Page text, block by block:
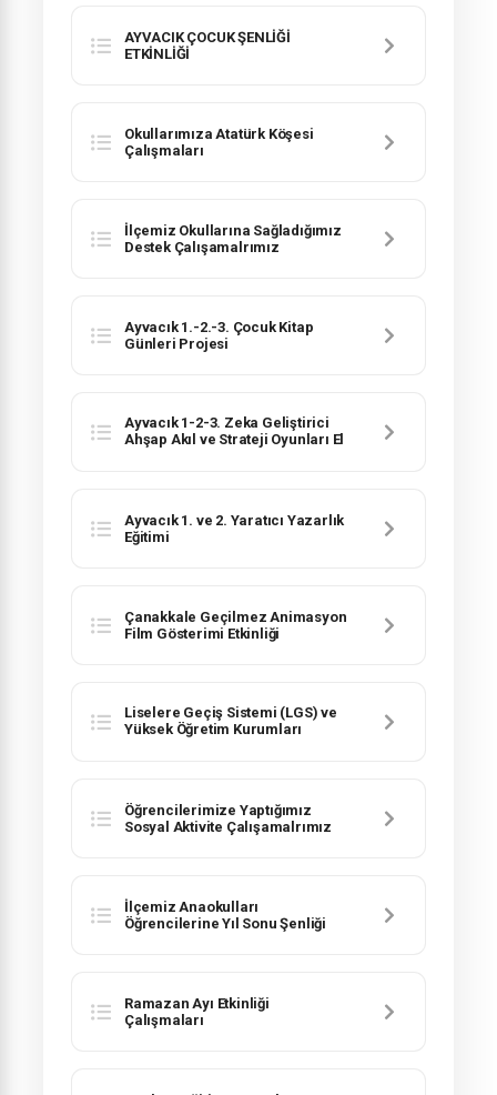
AYVACIK ÇOCUK ŞENLİĞİ
ETKİNLİĞİ
Okullarımıza Atatürk Köşesi
Çalışmaları
İlçemiz Okullarına Sağladığımız
Destek Çalışamalrımız
Ayvacık 1.-2.-3. Çocuk Kitap
Günleri Projesi
Ayvacık 1-2-3. Zeka Geliştirici
Ahşap Akıl ve Strateji Oyunları El
Ayvacık 1. ve 2. Yaratıcı Yazarlık
Eğitimi
Çanakkale Geçilmez Animasyon
Film Gösterimi Etkinliği
Liselere Geçiş Sistemi (LGS) ve
Yüksek Öğretim Kurumları
Öğrencilerimize Yaptığımız
Sosyal Aktivite Çalışamalrımız
İlçemiz Anaokulları
Öğrencilerine Yıl Sonu Şenliği
Ramazan Ayı Etkinliği
Çalışmaları